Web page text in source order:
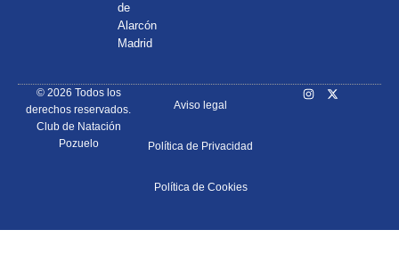
de
Alarcón
Madrid
© 2026 Todos los
derechos reservados.
Club de Natación
Pozuelo
Aviso legal
Política de Privacidad
Política de Cookies